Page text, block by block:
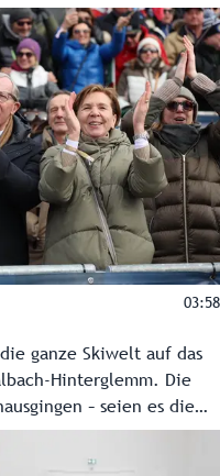
für die Bereiche Energie,
und Pflege
03:58
ganze Skiwelt auf das
Hinterglemm. Die
– seien es die
der vielen
in der Zukunft